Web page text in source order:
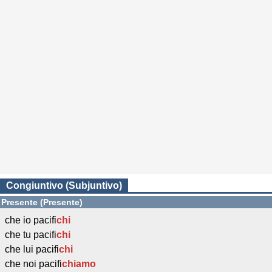
Congiuntivo (Subjuntivo)
Presente (Presente)
che io pacifichi
che tu pacifichi
che lui pacifichi
che noi pacifichiamo